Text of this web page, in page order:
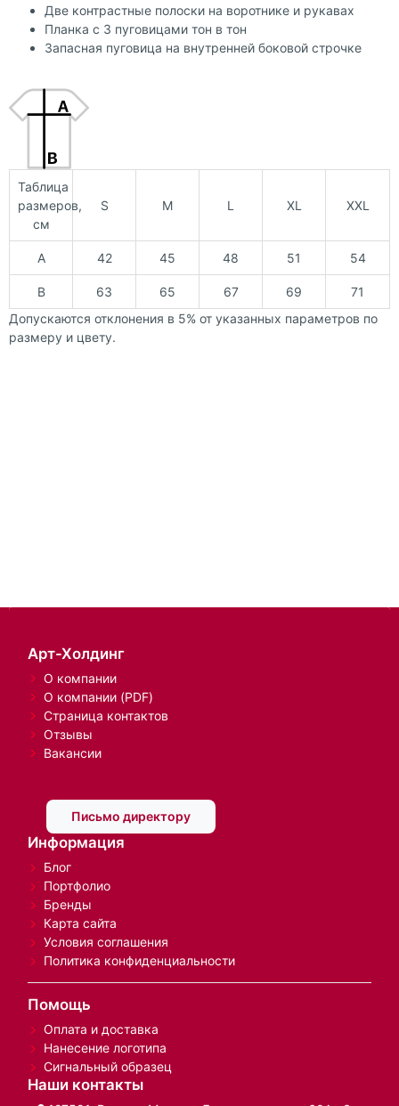
Две контрастные полоски на воротнике и рукавах
Планка с 3 пуговицами тон в тон
Запасная пуговица на внутренней боковой строчке
Таблица
размеров,
см
S M L XL XXL
A 42 45 48 51 54
B 63 65 67 69
71
Допускаются отклонения в 5% от указанных параметров по
размеру и цвету.
Арт-Холдинг
О компании
О компании (PDF)
Страница контактов
Отзывы
Вакансии
Письмо директору
Информация
Блог
Портфолио
Бренды
Карта сайта
Условия соглашения
Политика конфиденциальности
Помощь
Оплата и доставка
Нанесение логотипа
Сигнальный образец
Наши контакты